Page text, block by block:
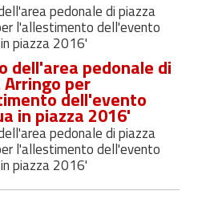
pedonale di piazza
l'allestimento dell'evento
piazza 2016'
dell'area pedonale di
Arringo per
dell'evento
in piazza 2016'
pedonale di piazza
l'allestimento dell'evento
piazza 2016'